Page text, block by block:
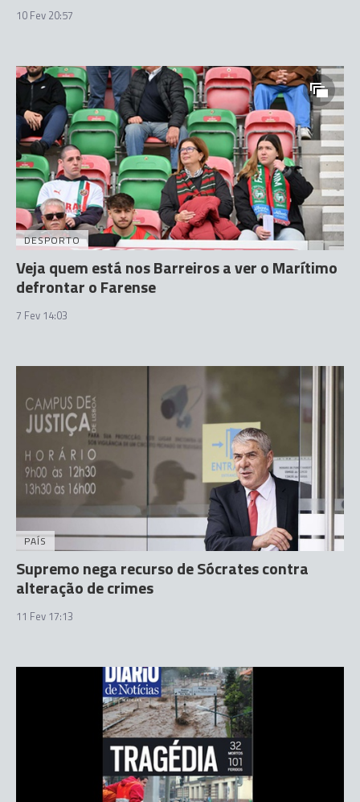
10 Fev 20:57
DESPORTO
Veja quem está nos Barreiros a ver o Marítimo
defrontar o Farense
7 Fev 14:03
PAÍS
Supremo nega recurso de Sócrates contra
alteração de crimes
11 Fev 17:13